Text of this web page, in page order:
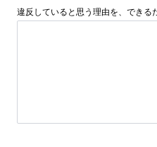
違反していると思う理由を、できる